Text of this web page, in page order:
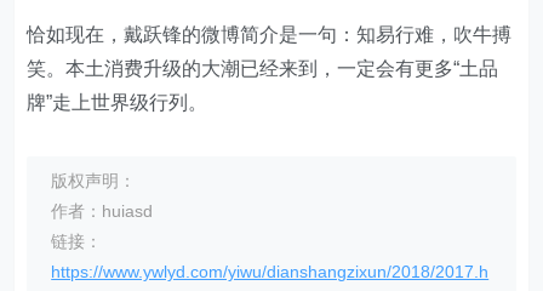
恰如现在，戴跃锋的微博简介是一句：知易行难，吹牛搏
笑。本土消费升级的大潮已经来到，一定会有更多“土品
牌”走上世界级行列。
版权声明：
作者：huiasd
链接：
https://www.ywlyd.com/yiwu/dianshangzixun/2018/2017.h